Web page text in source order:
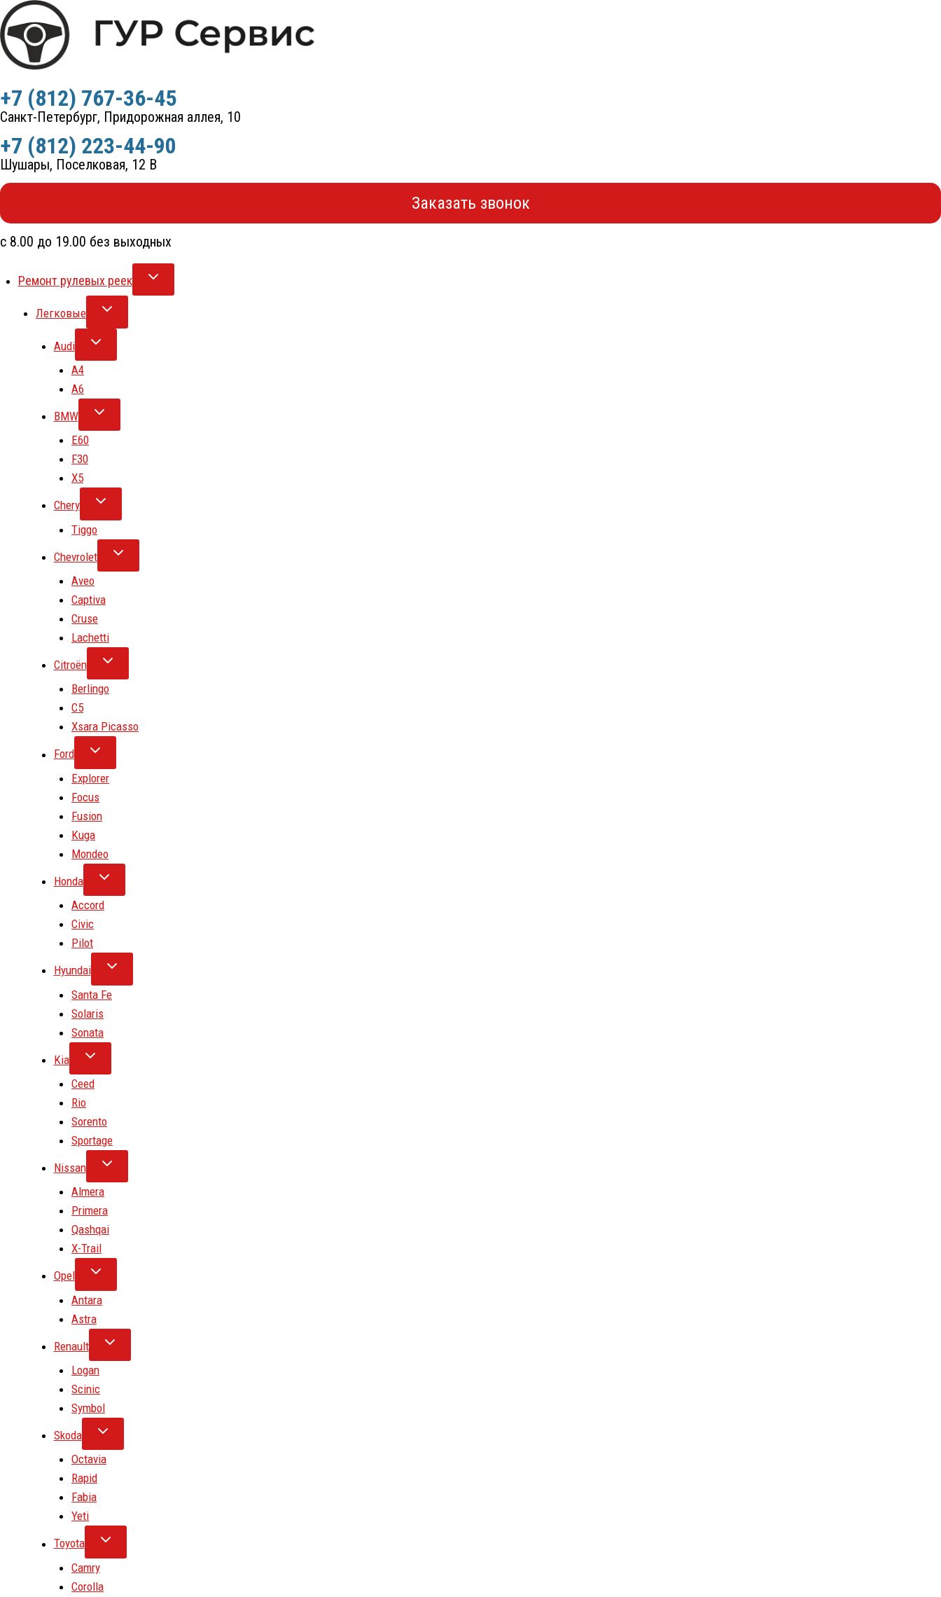
Перейти
к
содержимому
+7 (812) 767-36-45
Санкт-Петербург, Придорожная аллея, 10
+7 (812) 223-44-90
Шушары, Поселковая, 12 В
Заказать звонок
с 8.00 до 19.00 без выходных
Ремонт рулевых реек
Легковые
Audi
A4
A6
BMW
E60
F30
X5
Chery
Tiggo
Chevrolet
Aveo
Captiva
Cruse
Lachetti
Citroën
Berlingo
C5
Xsara Picasso
Ford
Explorer
Focus
Fusion
Kuga
Mondeo
Honda
Accord
Civic
Pilot
Hyundai
Santa Fe
Solaris
Sonata
Kia
Ceed
Rio
Sorento
Sportage
Nissan
Almera
Primera
Qashqai
X-Trail
Opel
Antara
Astra
Renault
Logan
Scinic
Symbol
Skoda
Octavia
Rapid
Fabia
Yeti
Toyota
Camry
Corolla